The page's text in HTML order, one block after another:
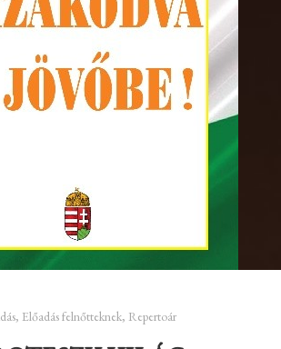
, Előadás felnőtteknek, Repertoár